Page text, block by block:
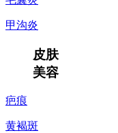
甲沟炎
皮肤
美容
疤痕
黄褐斑